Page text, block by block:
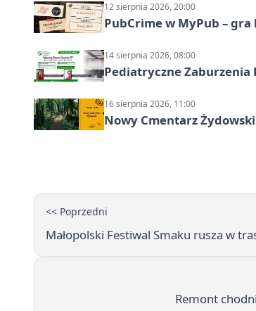
12 sierpnia 2026, 20:00
PubCrime w MyPub –
14 sierpnia 2026, 08:00
Pediatryczne Zaburzenia
16 sierpnia 2026, 11:00
Nowy Cmentarz
<< Poprzedni
Małopolski Festiwal Smaku rusza w
Remont